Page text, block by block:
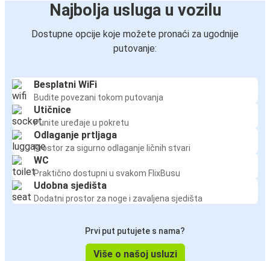
Najbolja usluga u vozilu
Dostupne opcije koje možete pronaći za ugodnije
putovanje:
Besplatni WiFi
Budite povezani tokom putovanja
Utičnice
Punite uređaje u pokretu
Odlaganje prtljaga
Prostor za sigurno odlaganje ličnih stvari
WC
Praktično dostupni u svakom FlixBusu
Udobna sjedišta
Dodatni prostor za noge i zavaljena sjedišta
Prvi put putujete s nama?
Više o našoj usluzi